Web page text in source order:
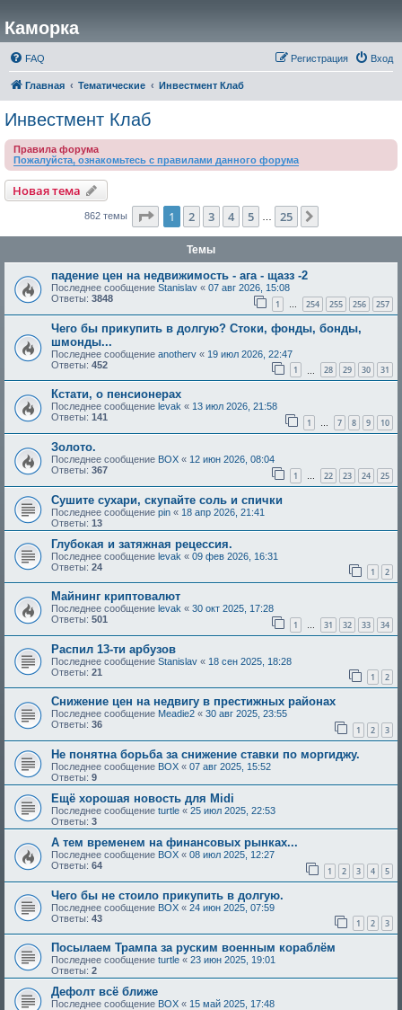
Каморка
FAQ Вход
Регистрация
Главная Тематические Инвестмент Клаб
Инвестмент Клаб
Правила форума
Пожалуйста, ознакомьтесь с правилами данного форума
Новая тема
862 темы Страница из 25
1 2 3 4 5 25
Темы
падение цен на недвижимость - ага - щазз -2
Последнее сообщение Stanislav « 07 авг 2026, 15:08
Ответы: 3848 1 … 254 255 256 257
Чего бы прикупить в долгую? Стоки, фонды, бонды,
шмонды...
Последнее сообщение anotherv « 19 июл 2026, 22:47
Ответы: 452 1 28 29 30 31
Кстати, о пенсионерах
Последнее сообщение levak « 13 июл 2026, 21:58
Ответы: 141 1 … 7 8 9 10
Золото.
Последнее сообщение BOX « 12 июн 2026, 08:04
Ответы: 367 1 … 22 23 24 25
Сушите сухари, скупайте соль и спички
Последнее сообщение pin « 18 апр 2026, 21:41
Ответы: 13
Глубокая и затяжная рецессия.
Последнее сообщение levak « 09 фев 2026, 16:31
Ответы: 24 1 2
Майнинг криптовалют
Последнее сообщение levak « 30 окт 2025, 17:28
Ответы: 501 1 … 31 32 33 34
Распил 13-ти арбузов
Последнее сообщение Stanislav « 18 сен 2025, 18:28
Ответы: 21 1 2
Снижение цен на недвигу в престижных районах
Последнее сообщение Meadie2 « 30 авг 2025, 23:55
Ответы: 36 1 2 3
Не понятна борьба за снижение ставки по моргиджу.
Последнее сообщение BOX « 07 авг 2025, 15:52
Ответы: 9
Ещё хорошая новость для Midi
Последнее сообщение turtle « 25 июл 2025, 22:53
Ответы: 3
А тем временем на финансовых рынках...
Последнее сообщение BOX « 08 июл 2025, 12:27
Ответы: 64 1 2 3 4 5
Чего бы не стоило прикупить в долгую.
Последнее сообщение BOX « 24 июн 2025, 07:59
Ответы: 43 1 2 3
Посылаем Трампа за руским военным кораблём
Последнее сообщение turtle « 23 июн 2025, 19:01
Ответы: 2
Дефолт всё ближе
Последнее сообщение BOX « 15 май 2025, 17:48